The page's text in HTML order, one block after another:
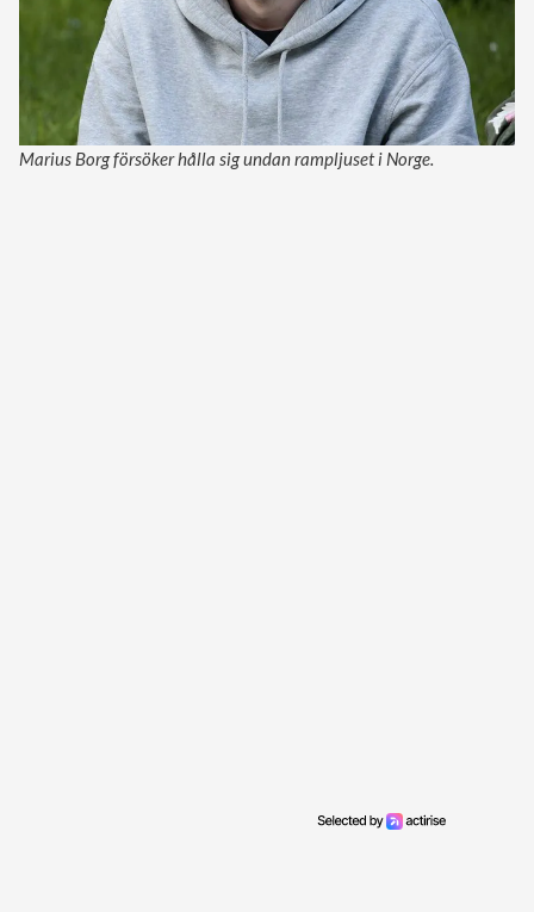
Marius Borg försöker hålla sig undan rampljuset i Norge.